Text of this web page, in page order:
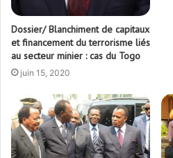
Dossier/ Blanchiment de capitaux
et financement du terrorisme liés
au secteur minier : cas du Togo
juin 15, 2020